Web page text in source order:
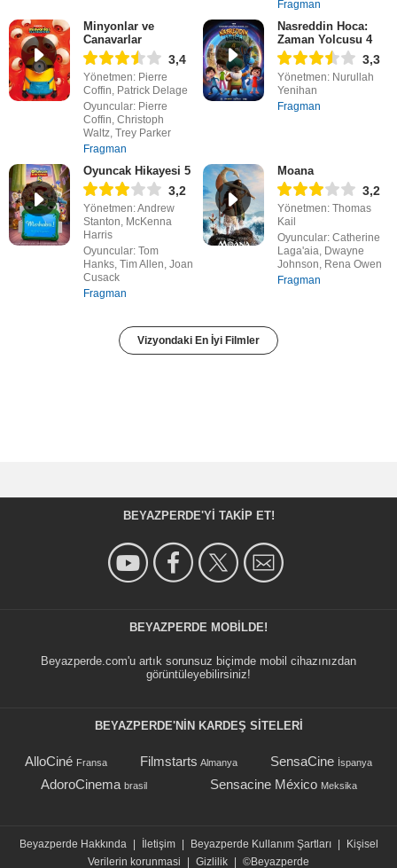
Fragman
Minyonlar ve
Canavarlar
3,4
Yönetmen: Pierre
Coffin, Patrick Delage
Oyuncular: Pierre
Coffin, Christoph
Waltz, Trey Parker
Fragman
Nasreddin Hoca:
Zaman Yolcusu 4
3,3
Yönetmen: Nurullah
Yenihan
Fragman
Oyuncak Hikayesi 5
3,2
Yönetmen: Andrew
Stanton, McKenna
Harris
Oyuncular: Tom
Hanks, Tim Allen, Joan
Cusack
Fragman
Moana
3,2
Yönetmen: Thomas
Kail
Oyuncular: Catherine
Laga'aia, Dwayne
Johnson, Rena Owen
Fragman
Vizyondaki En İyi Filmler
BEYAZPERDE'YI TAKIP ET!
BEYAZPERDE MOBILDE!
Beyazperde.com'u artık sorunsuz biçimde mobil cihazınızdan
görüntüleyebilirsiniz!
BEYAZPERDE'NIN KARDEŞ SİTELERİ
AlloCiné Fransa Filmstarts Almanya SensaCine İspanya
AdoroCinema brasil Sensacine México Meksika
Beyazperde Hakkında İletişim Beyazperde Kullanım Şartları
Kişisel
Verilerin korunmasi
Gizlilik ©Beyazperde